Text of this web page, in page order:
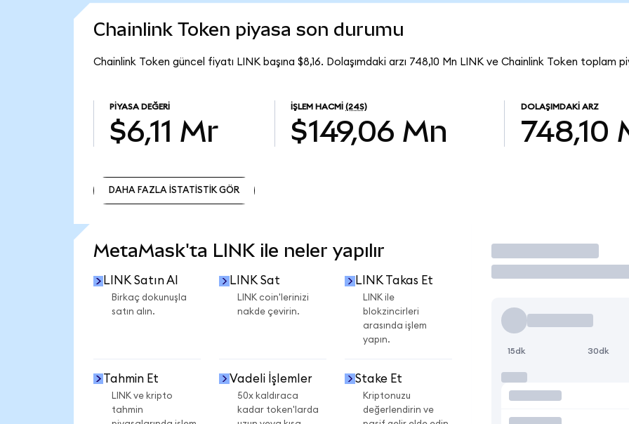
Chainlink Token piyasa son durumu
Chainlink Token güncel fiyatı LINK başına $8,16. Dolaşımdaki arzı 748,10 Mn LINK ve Chainlink Token toplam
PIYASA DEĞERI
$6,11 Mr
İŞLEM HACMI (24S)
$149,06 Mn
DOLAŞIMDAKI ARZ
748,10
DAHA FAZLA İSTATİSTİK GÖR
MetaMask'ta LINK ile neler yapılır
LINK Satın Al
Birkaç dokunuşla
satın alın.
LINK Sat
LINK coin'lerinizi
nakde çevirin.
LINK Takas Et
LINK ile
blokzincirleri
arasında işlem
yapın.
Tahmin Et
LINK ve kripto
tahmin
Vadeli İşlemler
50x kaldıraca
kadar token'larda
Stake Et
Kriptonuzu
değerlendirin ve
İşlem Yap
15dk 30dk